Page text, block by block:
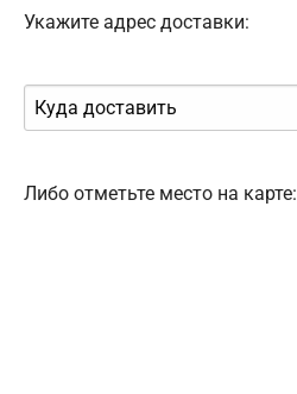
Укажите адрес доставки:
Либо отметьте место на карте: